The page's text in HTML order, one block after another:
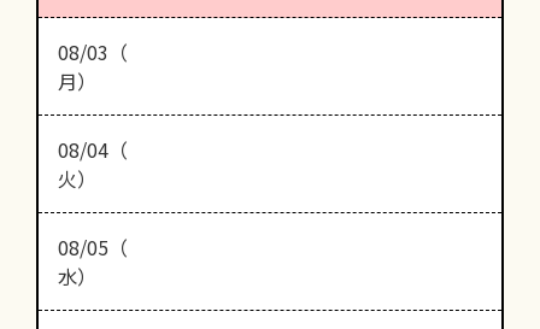
08/03（
月）
08/04（
火）
08/05（
水）